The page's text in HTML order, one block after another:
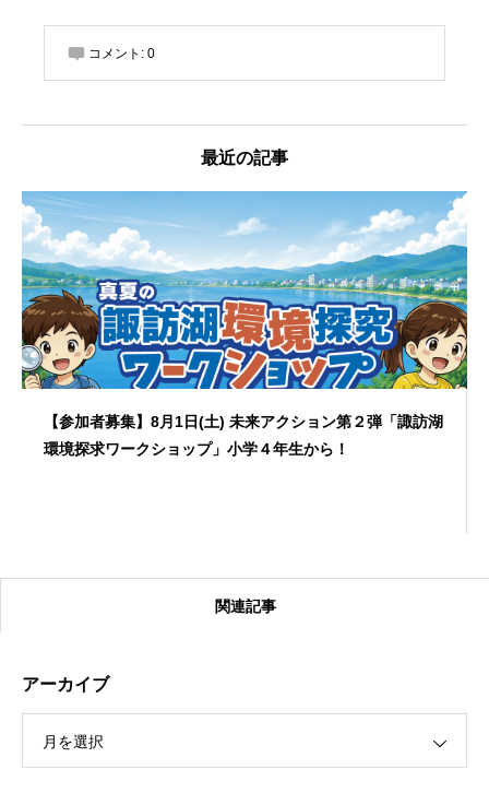
コメント: 0
最近の記事
【参加者募集】8月1日(土) 未来アクション第２弾「諏訪湖
環境探求ワークショップ」小学４年生から！
【受付終了】2026大会同日開催！カヤックに乗って諏訪
関連記事
アーカイブ
月を選択